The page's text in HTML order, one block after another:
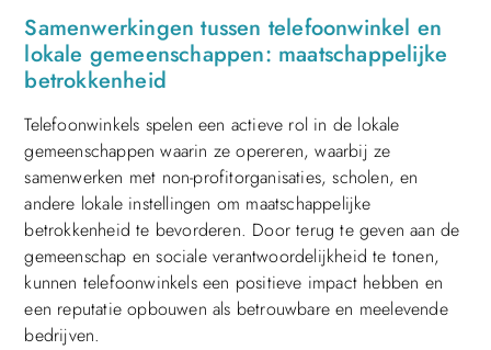
Samenwerkingen tussen telefoonwinkel en
lokale gemeenschappen: maatschappelijke
betrokkenheid
Telefoonwinkels spelen een actieve rol in de lokale
gemeenschappen waarin ze opereren, waarbij ze
samenwerken met non-profitorganisaties, scholen, en
andere lokale instellingen om maatschappelijke
betrokkenheid te bevorderen. Door terug te geven aan de
gemeenschap en sociale verantwoordelijkheid te tonen,
kunnen telefoonwinkels een positieve impact hebben en
een reputatie opbouwen als betrouwbare en meelevende
bedrijven.